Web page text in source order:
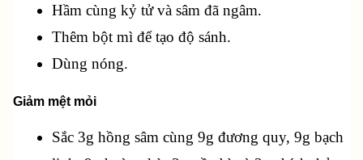
Hầm cùng kỷ tử và sâm đã ngâm.
Thêm bột mì để tạo độ sánh.
Dùng nóng.
Giảm mệt mỏi
Sắc 3g hồng sâm cùng 9g đương quy, 9g bạch